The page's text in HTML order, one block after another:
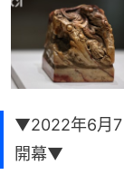
▼2022年6月7
開幕▼